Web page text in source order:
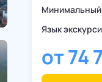
Минимальный
Язык
от74